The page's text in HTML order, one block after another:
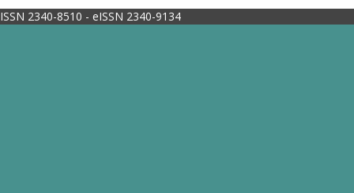
ISSN 2340-8510 - eISSN 2340-9134